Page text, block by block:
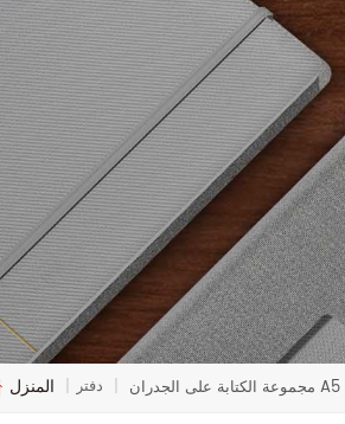
المنزل | دفتر |